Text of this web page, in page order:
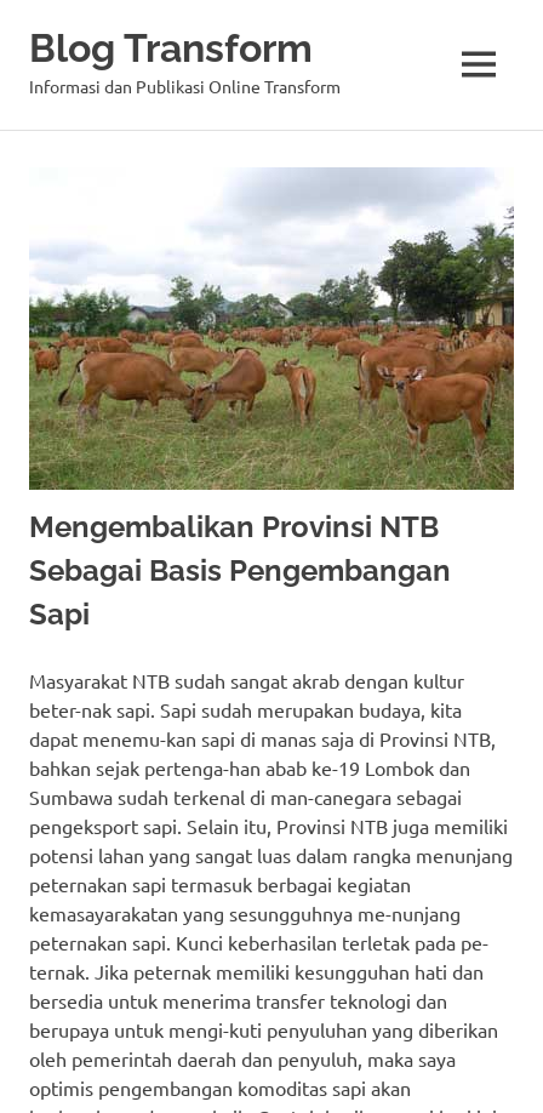
Blog Transform
Informasi dan Publikasi Online Transform MENU
Mengembalikan Provinsi NTB
Sebagai Basis Pengembangan
Sapi
Masyarakat NTB sudah sangat akrab dengan kultur
beter-nak sapi. Sapi sudah merupakan budaya, kita
dapat menemu-kan sapi di manas saja di Provinsi NTB,
bahkan sejak pertenga-han abab ke-19 Lombok dan
Sumbawa sudah terkenal di man-canegara sebagai
pengeksport sapi. Selain itu, Provinsi NTB juga memiliki
potensi lahan yang sangat luas dalam rangka menunjang
peternakan sapi termasuk berbagai kegiatan
kemasayarakatan yang sesungguhnya me-nunjang
peternakan sapi. Kunci keberhasilan terletak pada pe-
ternak. Jika peternak memiliki kesungguhan hati dan
bersedia untuk menerima transfer teknologi dan
berupaya untuk mengi-kuti penyuluhan yang diberikan
oleh pemerintah daerah dan penyuluh, maka saya
optimis pengembangan komoditas sapi akan